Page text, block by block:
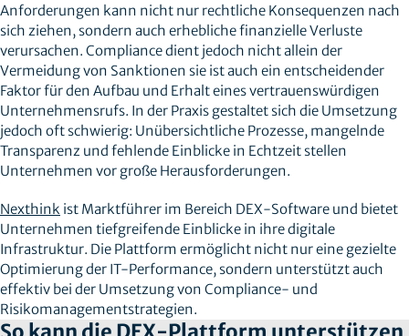
Anforderungen kann nicht nur rechtliche Konsequenzen nach
sich ziehen, sondern auch erhebliche finanzielle Verluste
verursachen. Compliance dient jedoch nicht allein der
Vermeidung von Sanktionen sie ist auch ein entscheidender
Faktor für den Aufbau und Erhalt eines vertrauenswürdigen
Unternehmensrufs. In der Praxis gestaltet sich die Umsetzung
jedoch oft schwierig: Unübersichtliche Prozesse, mangelnde
Transparenz und fehlende Einblicke in Echtzeit stellen
Unternehmen vor große Herausforderungen.
Nexthink ist Marktführer im Bereich DEX-Software und bietet
Unternehmen tiefgreifende Einblicke in ihre digitale
Infrastruktur. Die Plattform ermöglicht nicht nur eine gezielte
Optimierung der IT-Performance, sondern unterstützt auch
effektiv bei der Umsetzung von Compliance- und
Risikomanagementstrategien.